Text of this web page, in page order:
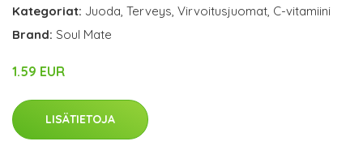
Kategoriat: Juoda, Terveys, Virvoitusjuomat, C-vitamiini
Brand: Soul Mate
1.59 EUR
LISÄTIETOJA